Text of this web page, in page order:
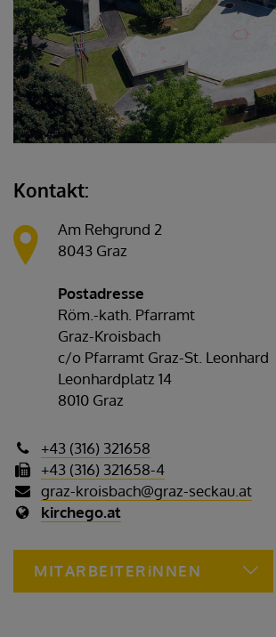
Kontakt:
Am Rehgrund 2
8043 Graz
Postadresse
Röm.-kath. Pfarramt
Graz-Kroisbach
c/o Pfarramt Graz-St. Leonhard
Leonhardplatz 14
8010 Graz
+43 (316) 321658
+43 (316) 321658-4
graz-kroisbach@graz-seckau.at
kirchego.at
MITARBEITERiNNEN